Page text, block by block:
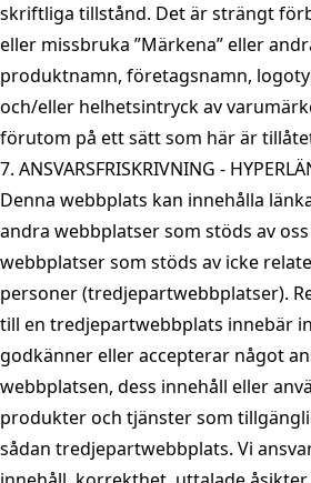
skriftliga tillstånd. Det är strängt
eller missbruka ”Märkena” eller
produktnamn, företagsnamn,
och/eller helhetsintryck av
förutom på ett sätt som här är
7. ANSVARSFRISKRIVNING -
Denna webbplats kan innehålla
andra webbplatser som stöds av
webbplatser som stöds av icke
personer (tredjepartwebbplatser).
till en tredjepartwebbplats innebär
godkänner eller accepterar något
webbplatsen, dess innehåll eller
produkter och tjänster som
sådan tredjepartwebbplats. Vi